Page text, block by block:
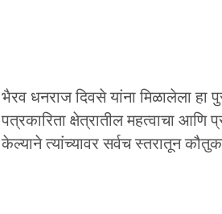
भैरव धनराज दिवसे यांना मिळालेला हा
पत्रकारिता क्षेत्रातील महत्वाचा आणि
केल्याने त्यांच्यावर सर्वच स्तरातून